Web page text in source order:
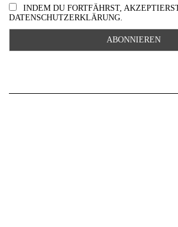
INDEM DU FORTFÄHRST,
DATENSCHUTZERKLÄRUNG.